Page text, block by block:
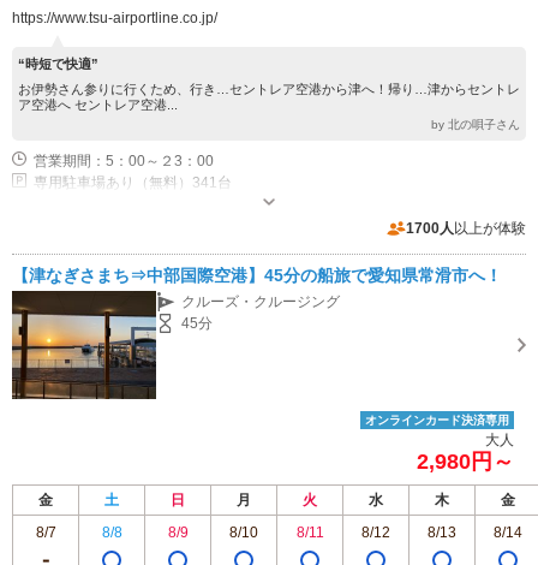
https://www.tsu-airportline.co.jp/
“時短で快適”
お伊勢さん参りに行くため、行き…セントレア空港から津へ！帰り…津からセントレ
ア空港へ セントレア空港...
by 北の唄子さん
営業期間：5：00～２3：00
専用駐車場あり（無料）341台
1700人 以上が体験
【津なぎさまち⇒中部国際空港】45分の船旅で愛知県常滑市へ！
クルーズ・クルージング
45分
オンラインカード決済専用
大人
2,980円～
金 土 日 月 火 水 木
金
8/7
8/8 8/9 8/10 8/11 8/12 8/13 8/14